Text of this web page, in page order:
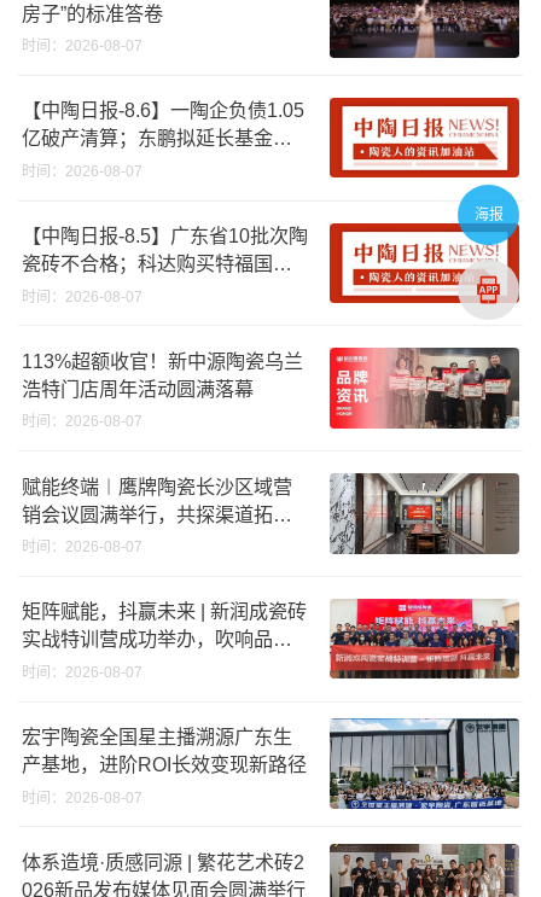
房子”的标准答卷
时间：2026-08-07
【中陶日报-8.6】一陶企负债1.05
亿破产清算；东鹏拟延长基金投
资期限；工信部开展建陶行业能
时间：2026-08-07
【中陶日报-8.5】广东省10批次陶
瓷砖不合格；科达购买特福国际
股份申请未通过；蒙娜丽莎5千万
破18亿元
时间：2026-08-07
113%超额收官！新中源陶瓷乌兰
浩特门店周年活动圆满落幕
时间：2026-08-07
赋能终端︱鹰牌陶瓷长沙区域营
销会议圆满举行，共探渠道拓展
与门店升级新路径
时间：2026-08-07
矩阵赋能，抖赢未来 | 新润成瓷砖
实战特训营成功举办，吹响品牌
秋季营销冲锋号！
时间：2026-08-07
宏宇陶瓷全国星主播溯源广东生
产基地，进阶ROI长效变现新路径
时间：2026-08-07
体系造境·质感同源 | 繁花艺术砖2
026新品发布媒体见面会圆满举行
海报